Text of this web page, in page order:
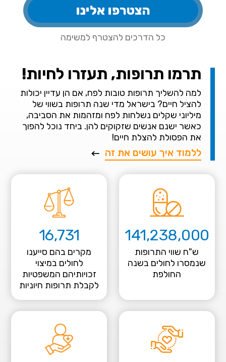
הצטרפו אלינו
כל הדרכים להצטרף למשימה
תרמו תרופות, תעזרו לחיות!
למה להשליך תרופות טובות לפח, אם הן עדיין יכולות
להציל חיים? בישראל מדי שנה תרופות בשווי של
מיליוני שקלים נשלחות לפח ומזהמות את הסביבה,
כאשר ישנם אנשים שזקוקים להן. ביחד נוכל להפוך
את הפסולת להצלת חיים!
ללמוד איך עושים את זה
141,238,000
ש"ח שווי התרופות
שנמסרו לחולים בשנה
החולפת
16,731
מקרים בהם סייענו
לחולים במיצוי
זכויותיהם המשפטיות
לקבלת תרופות חיוניות